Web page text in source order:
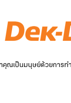
คุณเป็นมนุษย์ด้วยการทำ